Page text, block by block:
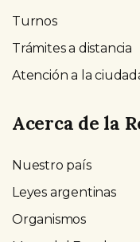
Turnos
Trámites a distancia
Atención a la
Acerca de la
Nuestro país
Leyes argentinas
Organismos